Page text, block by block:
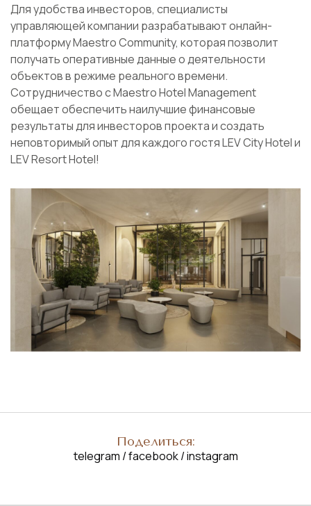
Для удобства инвесторов, специалисты
управляющей компании разрабатывают онлайн-
платформу Maestro Community, которая позволит
получать оперативные данные о деятельности
объектов в режиме реального времени.
Сотрудничество с Maestro Hotel Management
обещает обеспечить наилучшие финансовые
результаты для инвесторов проекта и создать
неповторимый опыт для каждого гостя LEV City Hotel и
LEV Resort Hotel!
Поделиться:
telegram /facebook/instagram